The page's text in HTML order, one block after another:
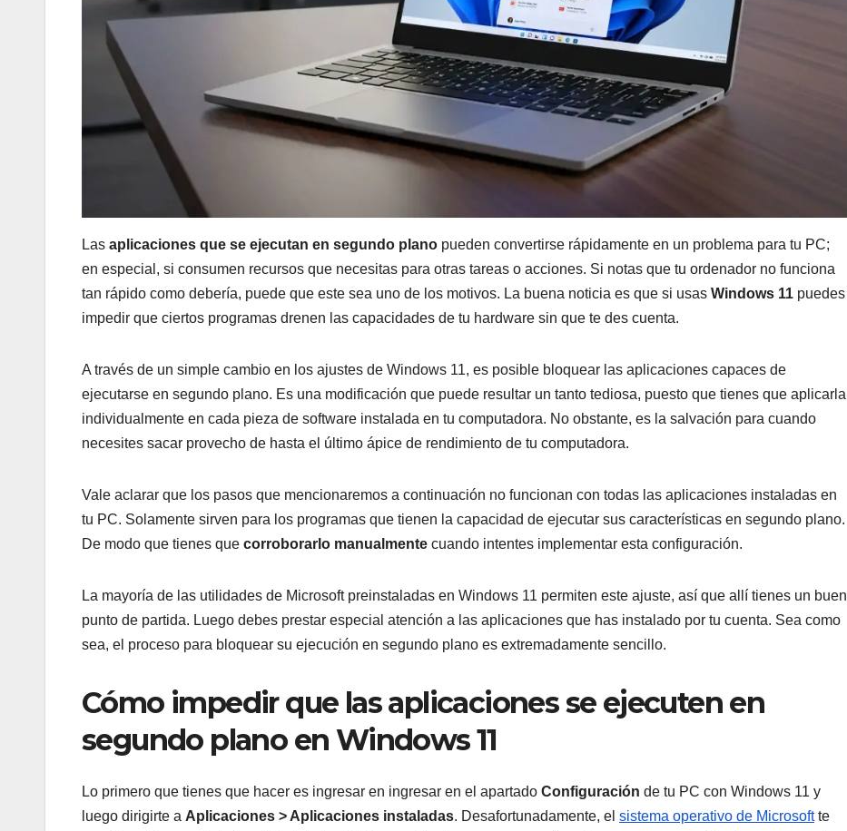
Las aplicaciones que se ejecutan en segundo plano pueden convertirse rápidamente en un problema para tu PC;
en especial, si consumen recursos que necesitas para otras tareas o acciones. Si notas que tu ordenador no funciona
tan rápido como debería, puede que este sea uno de los motivos. La buena noticia es que si usas Windows 11 puedes
impedir que ciertos programas drenen las capacidades de tu hardware sin que te des cuenta.
A través de un simple cambio en los ajustes de Windows 11, es posible bloquear las aplicaciones capaces de
ejecutarse en segundo plano. Es una modificación que puede resultar un tanto tediosa, puesto que tienes que aplicarla
individualmente en cada pieza de software instalada en tu computadora. No obstante, es la salvación para cuando
necesites sacar provecho de hasta el último ápice de rendimiento de tu computadora.
Vale aclarar que los pasos que mencionaremos a continuación no funcionan con todas las aplicaciones instaladas en
tu PC. Solamente sirven para los programas que tienen la capacidad de ejecutar sus características en segundo plano.
De modo que tienes que corroborarlo manualmente cuando intentes implementar esta configuración.
La mayoría de las utilidades de Microsoft preinstaladas en Windows 11 permiten este ajuste, así que allí tienes un buen
punto de partida. Luego debes prestar especial atención a las aplicaciones que has instalado por tu cuenta. Sea como
sea, el proceso para bloquear su ejecución en segundo plano es extremadamente sencillo.
Cómo impedir que las aplicaciones se ejecuten en
segundo plano en Windows 11
Lo primero que tienes que hacer es ingresar en ingresar en el apartado Configuración de tu PC con Windows 11 y
luego dirigirte a Aplicaciones > Aplicaciones instaladas. Desafortunadamente, el sistema operativo de Microsoftte